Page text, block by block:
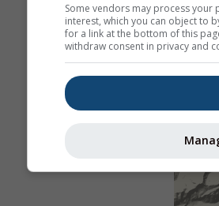
Some vendors may process
interest, which you can object to
for a link at the bottom of this
withdraw consent in privacy and